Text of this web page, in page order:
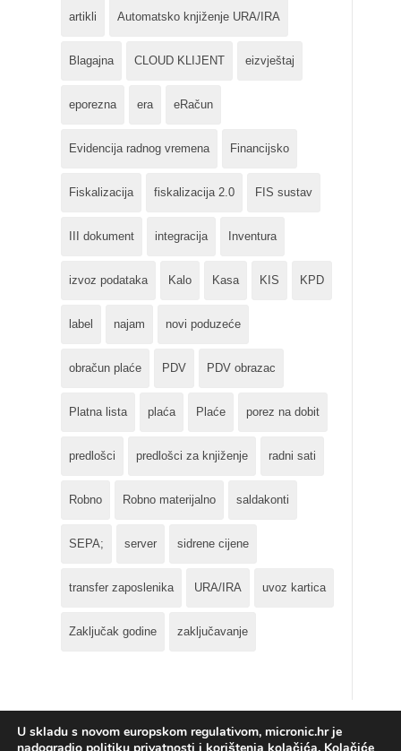
artikli Automatsko knjiženje URA/IRA
Blagajna CLOUD KLIJENT eizvještaj
eporezna era eRačun
Evidencija radnog vremena Financijsko
Fiskalizacija fiskalizacija 2.0 FIS sustav
III dokument integracija Inventura
izvoz podataka Kalo Kasa KIS KPD
label najam novi poduzeće
obračun plaće PDV PDV obrazac
Platna lista plaća Plaće porez na dobit
predlošci predlošci za knjiženje radni sati
Robno Robno materijalno saldakonti
SEPA; server sidrene cijene
transfer zaposlenika URA/IRA uvoz kartica
Zaključak godine zaključavanje
U skladu s novom europskom regulativom, micronic.hr je